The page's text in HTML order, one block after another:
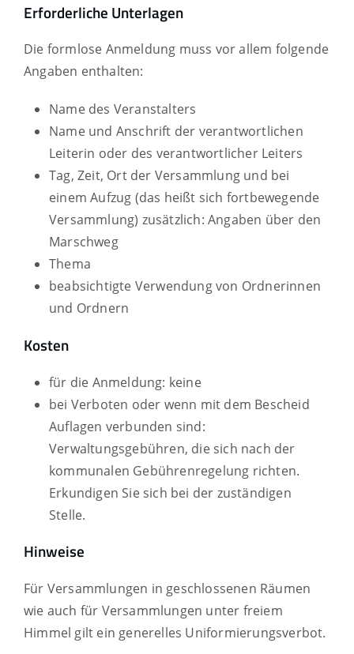
Erforderliche Unterlagen
Die formlose Anmeldung muss vor allem folgende
Angaben enthalten:
Name des Veranstalters
Name und Anschrift der verantwortlichen
Leiterin oder des verantwortlicher Leiters
Tag, Zeit, Ort der Versammlung und bei
einem Aufzug (das heißt sich fortbewegende
Versammlung) zusätzlich: Angaben über den
Marschweg
Thema
beabsichtigte Verwendung von Ordnerinnen
und Ordnern
Kosten
für die Anmeldung: keine
bei Verboten oder wenn mit dem Bescheid
Auflagen verbunden sind:
Verwaltungsgebühren, die sich nach der
kommunalen Gebührenregelung richten.
Erkundigen Sie sich bei der zuständigen
Stelle.
Hinweise
Für Versammlungen in geschlossenen Räumen
wie auch für Versammlungen unter freiem
Himmel gilt ein generelles Uniformierungsverbot.